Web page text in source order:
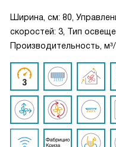
Ширина, см: 80,
скоростей: 3, Тип
Производительность,